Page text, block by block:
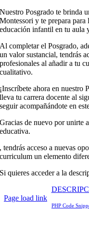
Nuestro Posgrado te brinda
Montessori y te prepara para
educación infantil en tu aula
Al completar el Posgrado,
un valor sustancial, tendrás
profesionales al añadir a tu
cualitativo.
¡Inscríbete ahora en nuestro
lleva tu carrera docente al
seguir acompañándote en
Gracias de nuevo por unirte
educativa.
, tendrás acceso a nuevas
curriculum un elemento
Si quieres acceder a la
Page load link
PHP Code